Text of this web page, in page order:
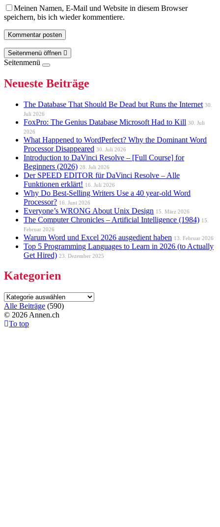
Meinen Namen, E-Mail und Website in diesem Browser
speichern, bis ich wieder kommentiere.
Seitenmenü öffnen
Seitenmenü
Neueste Beiträge
The Database That Should Be Dead but Runs the Internet 30.
Juli 2026
FoxPro: The Genius Database Microsoft Had to Kill 30. Juli
2026
What Happened to WordPerfect? Why the Dominant Word
Processor Disappeared 30. Juli 2026
Introduction to DaVinci Resolve – [Full Course] for
Beginners (2026) 28. Juli 2026
Der SPEED EDITOR für DaVinci Resolve – Alle
Funktionen erklärt! 16. Juli 2026
Why Do Best-Selling Writers Use a 40 year-old Word
Processor? 16. Juni 2026
Everyone’s WRONG About Unix Design 15. März 2026
The Computer Chronicles – Artificial Intelligence (1984) 15.
Februar 2026
Warum Word und Excel 2026 ausgedient haben 13. Februar 2026
Top 5 Programming Languages to Learn in 2026 (to Actually
Get Hired) 23. Dezember 2025
Kategorien
Kategorien
Alle Beiträge (590)
© 2026 Annen.ch
To top